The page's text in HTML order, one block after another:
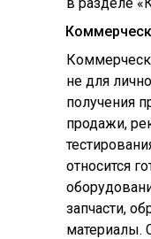
не для
получения
продажи,
относится
запчасти,
материалы.